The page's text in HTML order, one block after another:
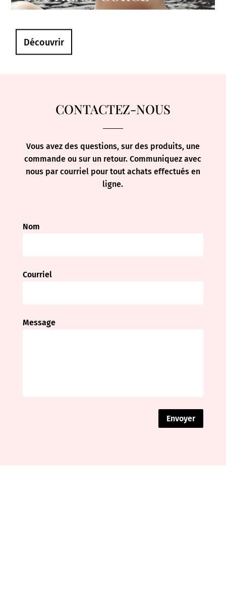
Découvrir
CONTACTEZ-NOUS
Vous avez des questions, sur des produits, une
commande ou sur un retour. Communiquez avec
nous par courriel pour tout achats effectués en
ligne.
Nom
Courriel
Message
Envoyer